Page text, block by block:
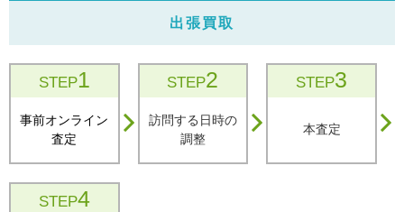
出張買取
STEP1
事前オンライン
査定
STEP2
訪問する日時の
調整
STEP3
本査定
STEP4